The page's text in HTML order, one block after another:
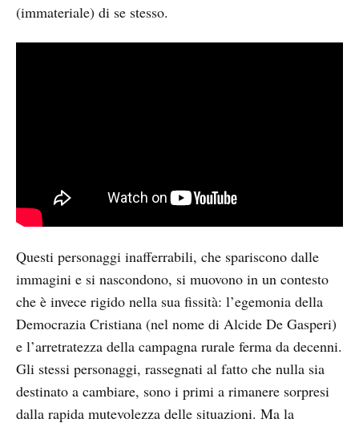
(immateriale) di se stesso.
Questi personaggi inafferrabili, che spariscono dalle
immagini e si nascondono, si muovono in un contesto
che è invece rigido nella sua fissità: l’egemonia della
Democrazia Cristiana (nel nome di Alcide De Gasperi)
e l’arretratezza della campagna rurale ferma da decenni.
Gli stessi personaggi, rassegnati al fatto che nulla sia
destinato a cambiare, sono i primi a rimanere sorpresi
dalla rapida mutevolezza delle situazioni. Ma la